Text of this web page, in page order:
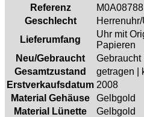
Referenz
M0A08788
Geschlecht
Lieferumfang
Uhr mit
Papieren
Neu/Gebraucht
Gebraucht
Gesamtzustand
getragen |
Erstverkaufsdatum 2008
Material Gehäuse
Gelbgold
Material Lünette
Gelbgold